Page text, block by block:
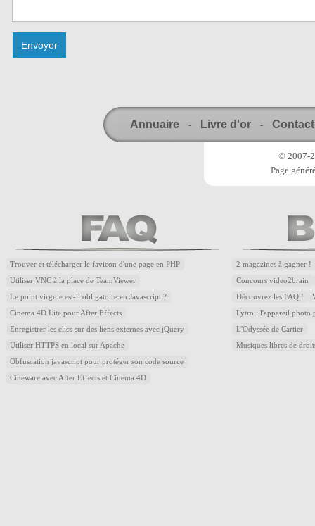
Annuaire - Livre d'or - Contact
© 2007-
Page
Trouver et télécharger le favicon d'une page en PHP
Utiliser VNC à la place de TeamViewer
Le point virgule est-il obligatoire en Javascript ?
Cinema 4D Lite pour After Effects
Enregistrer les clics sur des liens externes avec jQuery
Utiliser HTTPS en local sur Apache
Obfuscation javascript pour protéger son code source
Cineware avec After Effects et Cinema 4D
2 magazines à gagner !
Concours video2brain
Découvrez les FAQ !
Lytro : l'appareil photo
L'Odyssée de Cartier
Musiques libres de